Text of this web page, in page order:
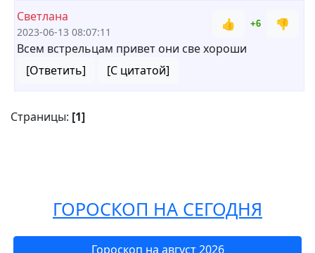
Светлана
2023-06-13 08:07:11
👍 +6
👎
Всем встрельцам привет они све хороши
[Ответить]
[С цитатой]
Страницы: [1]
ГОРОСКОП НА СЕГОДНЯ
Гороскоп на август 2026